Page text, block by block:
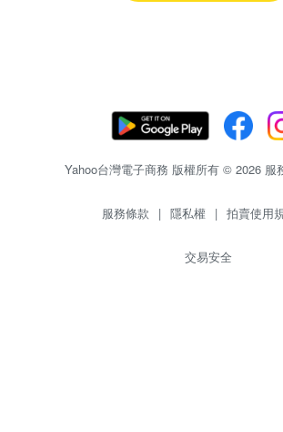
Yahoo台灣電子商務 版權所有 © 2026 服
服務條款 | 隱私權 | 拍賣使用
交易安全